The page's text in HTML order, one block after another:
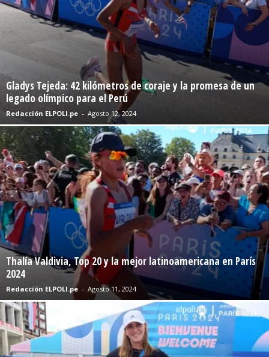
Gladys Tejeda: 42 kilómetros de coraje y la promesa de un
legado olímpico para el Perú
Redacción ELPOLI.pe - Agosto 12, 2024
Thalía Valdivia, Top 20 y la mejor latinoamericana en París
2024
Redacción ELPOLI.pe - Agosto 11, 2024